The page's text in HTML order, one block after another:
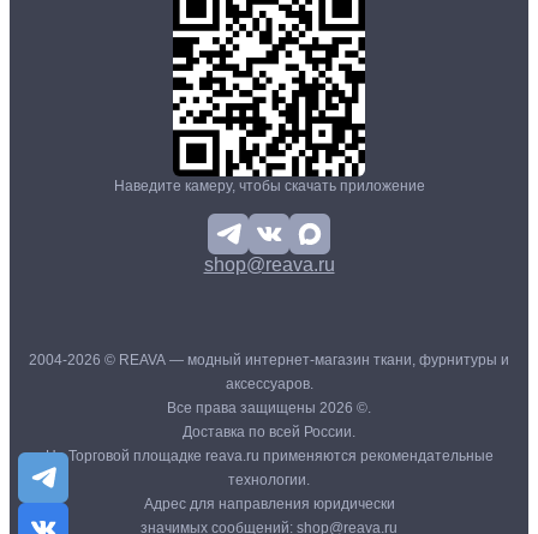
Наведите камеру, чтобы скачать приложение
shop@reava.ru
2004-2026 © REAVA — модный интернет-магазин ткани, фурнитуры и
аксессуаров.
Все права защищены 2026 ©.
Доставка по всей России.
На Торговой площадке reava.ru применяются рекомендательные
технологии.
Адрес для направления юридически
значимых сообщений: shop@reava.ru